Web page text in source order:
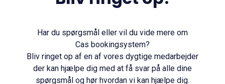
Har du spørgsmål eller vil du vide mere om
Cas bookingsystem?
Bliv ringet op af en af vores dygtige medarbejder
der kan hjælpe dig med at få svar på alle dine
spørgsmål og hør hvordan vi kan hjælpe dig.